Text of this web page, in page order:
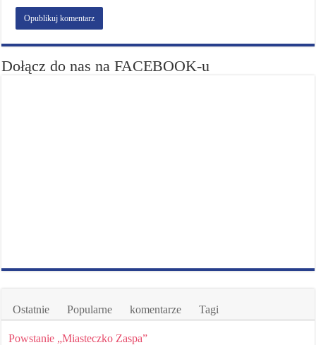
Dołącz do nas na FACEBOOK-u
Ostatnie Popularne komentarze Tagi
Powstanie „Miasteczko Zaspa”